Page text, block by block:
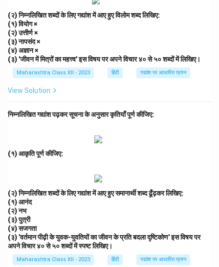
प्रत्यय-ता, मूल-सत्य
(२) सुखी:प्रत्यय-ई, मूल-सुख।
(३) राही:
(४) मुस्कुराहट:
(३) संघर्ष और सफलता:
संघर्ष जीवन में सफलता की कुंजी है। यह व्यक्ति को धैर्य, दृढ़ता और
आत्मविश्वास सिखाता है। कठिनाइयों से जूझकर ही व्यक्ति लक्ष्य प्राप्त
करता है। उदाहरण के लिए, वैज्ञानिकों ने असफलताओं के बाद भी
हैं। (४३ शब्द)
Download Solution in PDF
(२) निम्नलिखित शब्दों के लिए गद्यांश में आए हुए विलोम शब्द लिखिए:
(१) वियोग ×
(२) उत्तीर्ण ×
(३) नापसंद ×
(४) अज्ञान ×
(३) 'जीवन में मित्रों का महत्त्व' इस विषय पर अपने विचार ४० से ५० शब्दों में लिखिए।
Maharashtra Class XII - 2023 हिंदी गद्यांश पर आधारित प्रश्न
View Solution
निम्नलिखित गद्यांश पढ़कर सूचना के अनुसार कृतियाँ पूर्ण कीजिए:
(१) आकृति पूर्ण कीजिए:
(२) निम्नलिखित शब्दों के लिए गद्यांश में आए हुए समानार्थी शब्द ढूँढ़कर लिखिए:
(१) आनंद
(२) नभ
(३) पुत्री
(४) सजगता
(३) 'वर्तमान पीढ़ी के युवक-युवतियों का जीवन के प्रति बदला दृष्टिकोण' इस विषय पर
अपने विचार ४० से ५० शब्दों में स्पष्ट लिखिए।
Maharashtra Class XII - 2023 हिंदी गद्यांश पर आधारित प्रश्न